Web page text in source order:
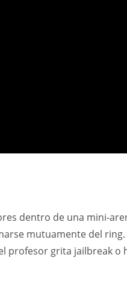
dentro de una mini-
mutuamente del
profesor grita jailbreak o